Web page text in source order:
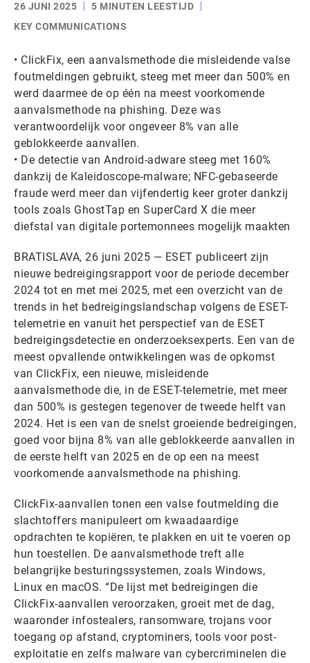
26 JUNI 2025
5 MINUTEN LEESTIJD
KEY COMMUNICATIONS
• ClickFix, een aanvalsmethode die misleidende valse
foutmeldingen gebruikt, steeg met meer dan 500% en
werd daarmee de op één na meest voorkomende
aanvalsmethode na phishing. Deze was
verantwoordelijk voor ongeveer 8% van alle
geblokkeerde aanvallen.
• De detectie van Android-adware steeg met 160%
dankzij de Kaleidoscope-malware; NFC-gebaseerde
fraude werd meer dan vijfendertig keer groter dankzij
tools zoals GhostTap en SuperCard X die meer
diefstal van digitale portemonnees mogelijk maakten
BRATISLAVA, 26 juni 2025 — ESET publiceert zijn
nieuwe bedreigingsrapport voor de periode december
2024 tot en met mei 2025, met een overzicht van de
trends in het bedreigingslandschap volgens de ESET-
telemetrie en vanuit het perspectief van de ESET
bedreigingsdetectie en onderzoeksexperts. Een van de
meest opvallende ontwikkelingen was de opkomst
van ClickFix, een nieuwe, misleidende
aanvalsmethode die, in de ESET-telemetrie, met meer
dan 500% is gestegen tegenover de tweede helft van
2024. Het is een van de snelst groeiende bedreigingen,
goed voor bijna 8% van alle geblokkeerde aanvallen in
de eerste helft van 2025 en de op een na meest
voorkomende aanvalsmethode na phishing.
ClickFix-aanvallen tonen een valse foutmelding die
slachtoffers manipuleert om kwaadaardige
opdrachten te kopiëren, te plakken en uit te voeren op
hun toestellen. De aanvalsmethode treft alle
belangrijke besturingssystemen, zoals Windows,
Linux en macOS. “De lijst met bedreigingen die
ClickFix-aanvallen veroorzaken, groeit met de dag,
waaronder infostealers, ransomware, trojans voor
toegang op afstand, cryptominers, tools voor post-
exploitatie en zelfs malware van cybercriminelen die